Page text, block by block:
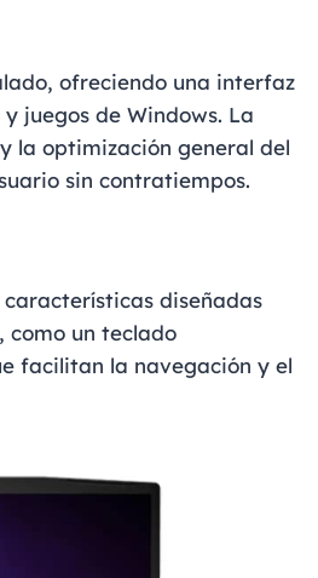
ofreciendo una interfaz
juegos de Windows. La
la optimización general del
sin contratiempos.
diseñadas
como un teclado
facilitan la navegación y el